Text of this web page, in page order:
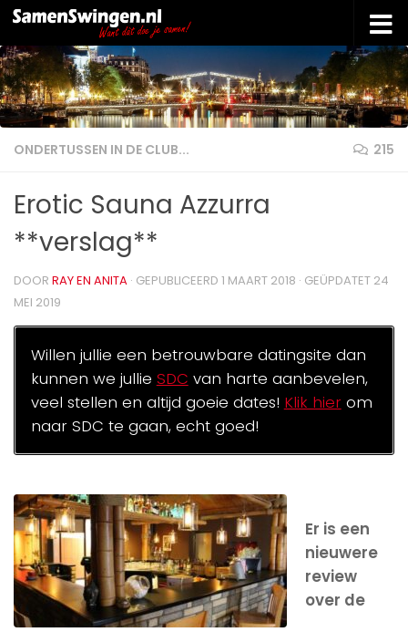
Doorgaan naar inhoud
ONDERTUSSEN IN DE CLUB... 215
Erotic Sauna Azzurra
**verslag**
DOOR RAY EN ANITA · GEPUBLICEERD 1 MAART 2018 · GEÜPDATET 24
MEI 2019
Willen jullie een betrouwbare datingsite dan
kunnen we jullie SDC van harte aanbevelen,
veel stellen en altijd goeie dates! Klik hierom
naar SDC te gaan, echt goed!
Er is een
nieuwere
review
over de